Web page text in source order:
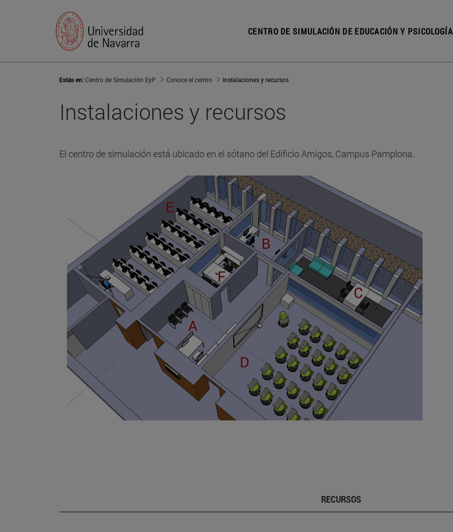
CENTRO DE SIMULACIÓN DE EDUCACIÓN Y PSICOLOGÍA
Estás en:Centro de Simulación EyP Conoce el centro Instalaciones y recursos
Instalaciones y recursos
El centro de simulación está ubicado en el sótano del Edificio Amigos, Campus Pamplona.
RECURSOS